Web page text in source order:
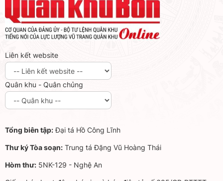
Liên kết website
Quân khu - Quân chủng
Tổng biên tập:Đại tá Hồ Công Lĩnh
Thư ký Tòa soạn: Trung tá Đặng Vũ Hoàng Thái
Hòm thư: 5NK-129 - Nghệ An